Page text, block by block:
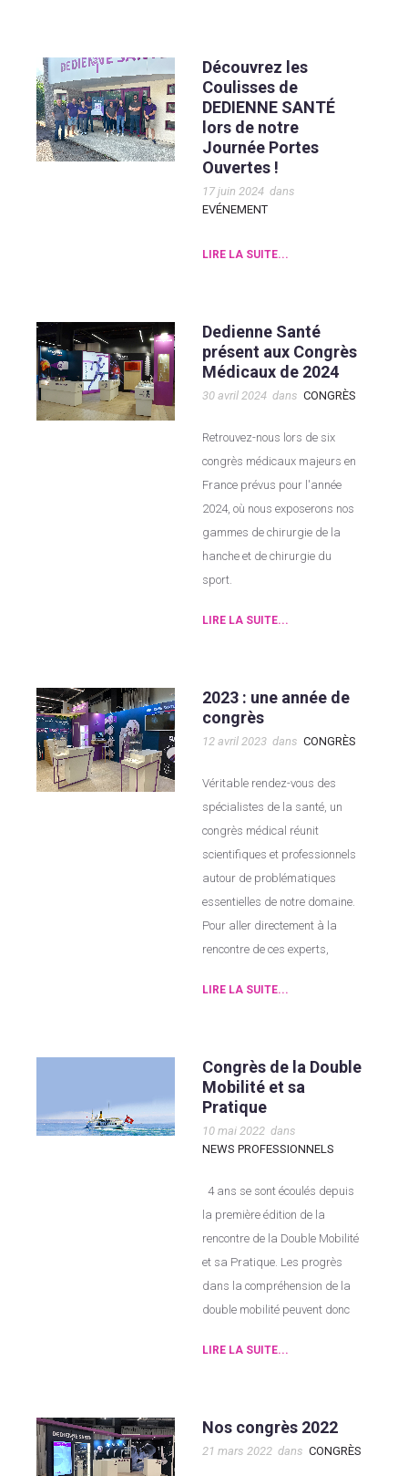
Découvrez les
Coulisses de
DEDIENNE SANTÉ
lors de notre
Journée Portes
Ouvertes !
17 juin 2024 dans
EVÉNEMENT
LIRE LA SUITE...
Dedienne Santé
présent aux Congrès
Médicaux de 2024
30 avril 2024 dans CONGRÈS
Retrouvez-nous lors de six
congrès médicaux majeurs en
France prévus pour l'année
2024, où nous exposerons nos
gammes de chirurgie de la
hanche et de chirurgie du
sport.
LIRE LA SUITE...
2023 : une année de
congrès
12 avril 2023 dans CONGRÈS
Véritable rendez-vous des
spécialistes de la santé, un
congrès médical réunit
scientifiques et professionnels
autour de problématiques
essentielles de notre domaine.
Pour aller directement à la
rencontre de ces experts,
LIRE LA SUITE...
Congrès de la Double
Mobilité et sa
Pratique
10 mai 2022 dans
NEWS PROFESSIONNELS
4 ans se sont écoulés depuis
la première édition de la
rencontre de la Double Mobilité
et sa Pratique. Les progrès
dans la compréhension de la
double mobilité peuvent donc
LIRE LA SUITE...
Nos congrès 2022
21 mars 2022 dans CONGRÈS